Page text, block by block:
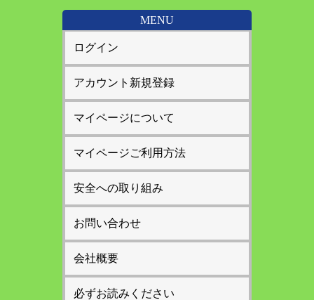
MENU
ログイン
アカウント新規登録
マイページについて
マイページご利用方法
安全への取り組み
お問い合わせ
会社概要
必ずお読みください